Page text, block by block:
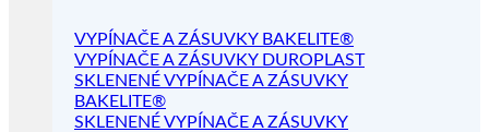
VYPÍNAČE A ZÁSUVKY BAKELITE®
VYPÍNAČE A ZÁSUVKY DUROPLAST
SKLENENÉ VYPÍNAČE A ZÁSUVKY
BAKELITE®
SKLENENÉ VYPÍNAČE A ZÁSUVKY